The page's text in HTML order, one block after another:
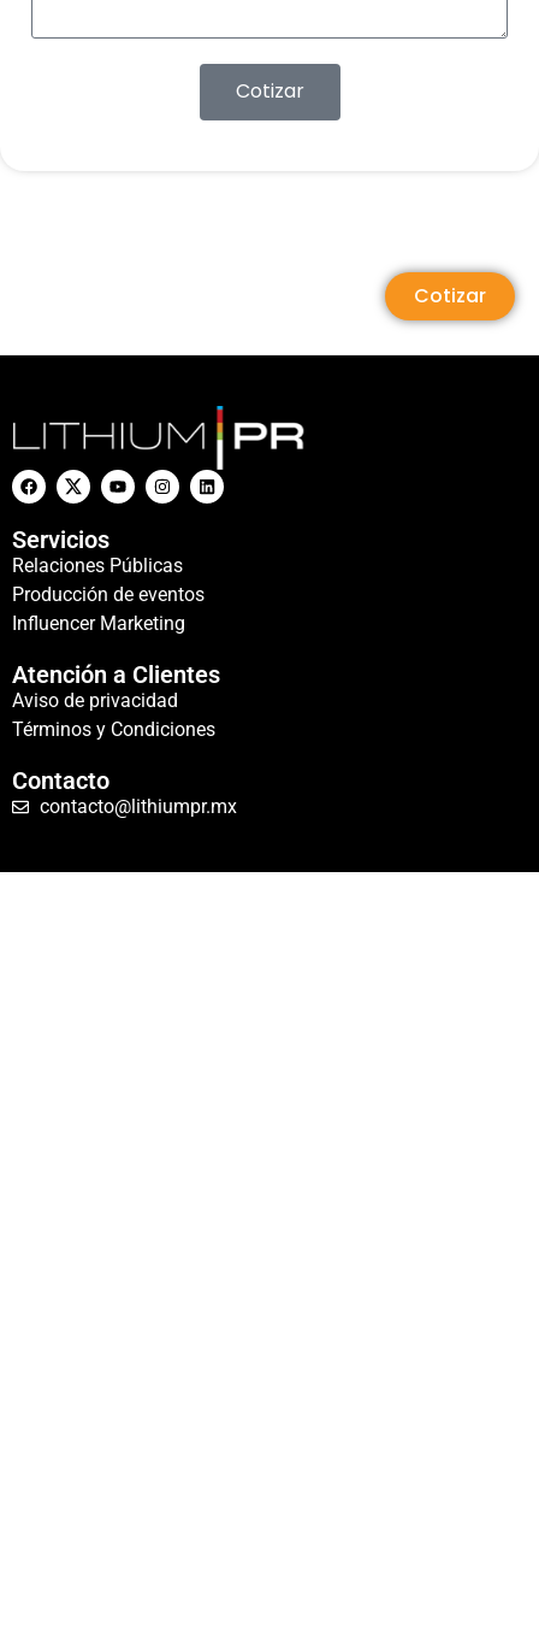
Cotizar
Cotizar
Servicios
Relaciones Públicas
Producción de eventos
Influencer Marketing
Atención a Clientes
Aviso de privacidad
Términos y Condiciones
Contacto
contacto@lithiumpr.mx